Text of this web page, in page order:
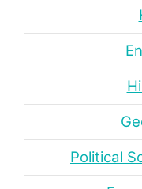
Political